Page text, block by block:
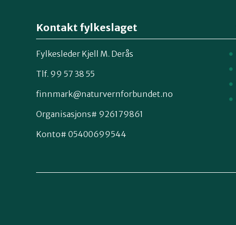
Kontakt fylkeslaget
Fylkesleder Kjell M. Derås
Tlf. 99 57 38 55
finnmark@naturvernforbundet.no
Organisasjons# 926179861
Konto# 05400699544